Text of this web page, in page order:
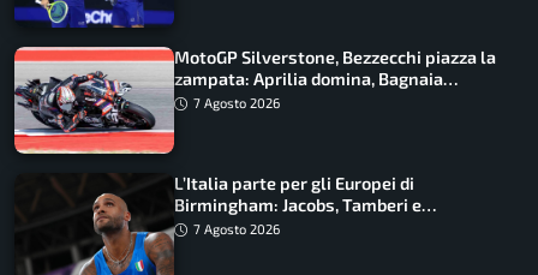
MotoGP Silverstone, Bezzecchi piazza la
zampata: Aprilia domina, Bagnaia
costretto al Q1
7 Agosto 2026
L’Italia parte per gli Europei di
Birmingham: Jacobs, Tamberi e
Battocletti guidano una spedizione
7 Agosto 2026